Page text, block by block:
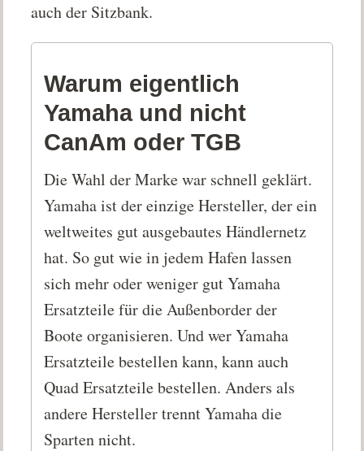
auch der Sitzbank.
Warum eigentlich
Yamaha und nicht
CanAm oder TGB
Die Wahl der Marke war schnell geklärt.
Yamaha ist der einzige Hersteller, der ein
weltweites gut ausgebautes Händlernetz
hat. So gut wie in jedem Hafen lassen
sich mehr oder weniger gut Yamaha
Ersatzteile für die Außenborder der
Boote organisieren. Und wer Yamaha
Ersatzteile bestellen kann, kann auch
Quad Ersatzteile bestellen. Anders als
andere Hersteller trennt Yamaha die
Sparten nicht.